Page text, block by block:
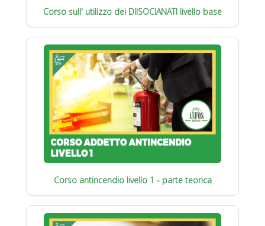
Corso sull' utilizzo dei DIISOCIANATI livello base
Corso antincendio livello 1 - parte teorica